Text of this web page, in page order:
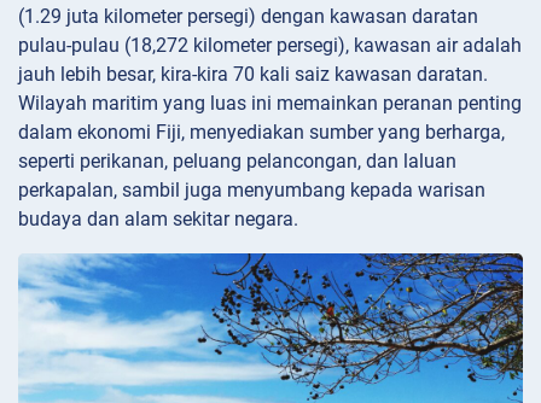
(1.29 juta kilometer persegi) dengan kawasan daratan
pulau-pulau (18,272 kilometer persegi), kawasan air adalah
jauh lebih besar, kira-kira 70 kali saiz kawasan daratan.
Wilayah maritim yang luas ini memainkan peranan penting
dalam ekonomi Fiji, menyediakan sumber yang berharga,
seperti perikanan, peluang pelancongan, dan laluan
perkapalan, sambil juga menyumbang kepada warisan
budaya dan alam sekitar negara.